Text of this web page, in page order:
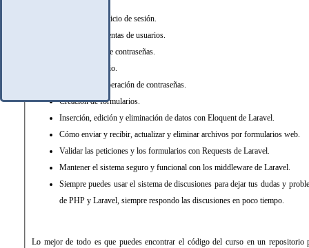
El sistema de inicio de sesión.
Creación de cuentas de usuarios.
Recuperación de contraseñas.
Perfil del usuario.
Cambio y recuperación de contraseñas.
Creación de formularios.
Inserción, edición y eliminación de datos con Eloquent de Laravel.
Cómo enviar y recibir, actualizar y eliminar archivos por formularios web.
Validar las peticiones y los formularios con Requests de Laravel.
Mantener el sistema seguro y funcional con los middleware de Laravel.
Siempre puedes usar el sistema de discusiones para dejar tus dudas y
de PHP y Laravel, siempre respondo las discusiones en poco tiempo.
Lo mejor de todo es que puedes encontrar el código del curso en un